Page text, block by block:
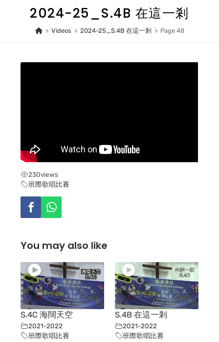
2024-25_S.4B 在這一剎
> Videos > 2024-25_S.4B 在這一剎 > Page 48
230views
班際歌唱比賽
You may also like
S.4C 海闊天空
2021-2022
班際歌唱比賽
S.4B 在這一剎
2021-2022
班際歌唱比賽